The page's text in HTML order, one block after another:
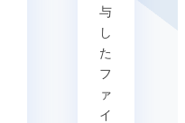
与
し
た
フ
ァ
イ